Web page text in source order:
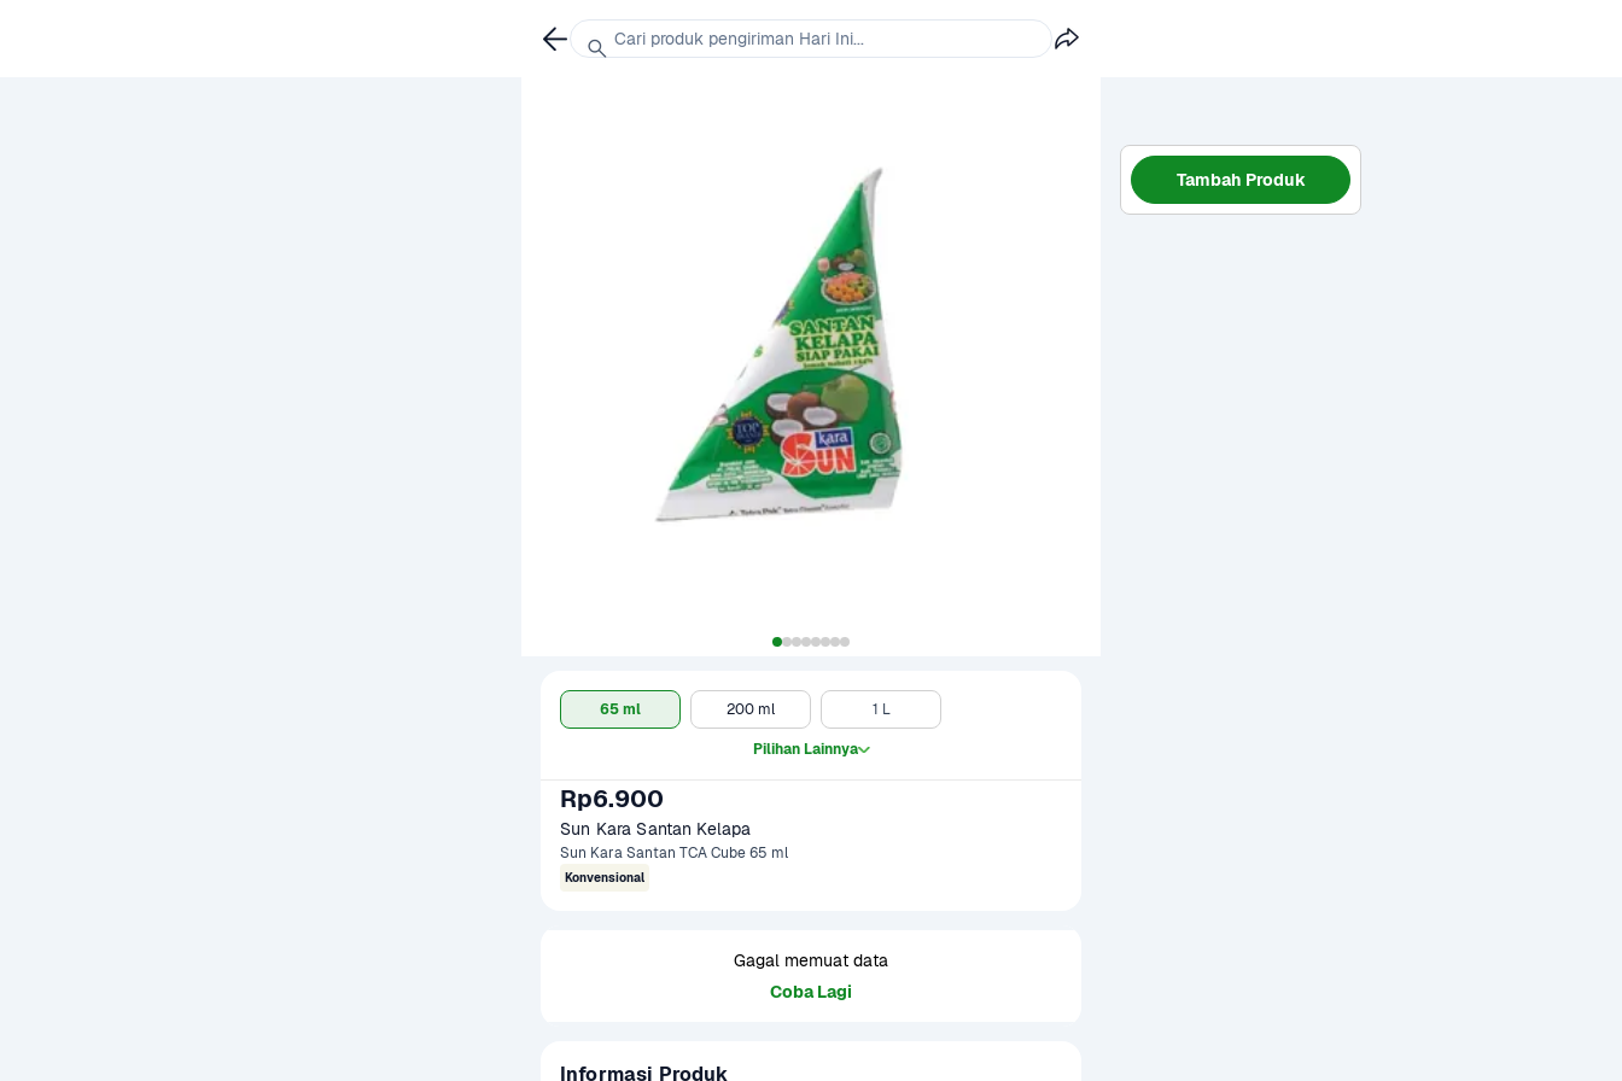
65 ml 200 ml 1 L
Pilihan Lainnya
Rp6.900
Sun Kara Santan Kelapa
Sun Kara Santan TCA Cube 65 ml
Konvensional
Gagal memuat data
Coba Lagi
Informasi Produk
Tambah Produk
Cari produk pengiriman Hari Ini...